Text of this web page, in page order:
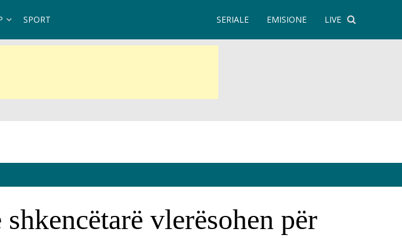
SPORT LIVE
EMISIONE
SERIALE
vlerësohen për